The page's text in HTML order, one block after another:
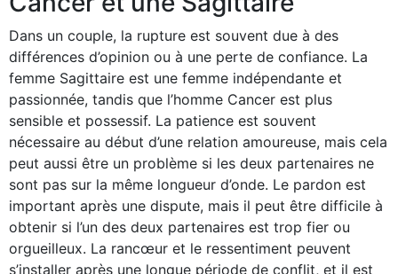
Dans un couple, la rupture est souvent due à des
différences d’opinion ou à une perte de confiance. La
femme Sagittaire est une femme indépendante et
passionnée, tandis que l’homme Cancer est plus
sensible et possessif. La patience est souvent
nécessaire au début d’une relation amoureuse, mais cela
peut aussi être un problème si les deux partenaires ne
sont pas sur la même longueur d’onde. Le pardon est
important après une dispute, mais il peut être difficile à
obtenir si l’un des deux partenaires est trop fier ou
orgueilleux. La rancœur et le ressentiment peuvent
s’installer après une longue période de conflit, et il est